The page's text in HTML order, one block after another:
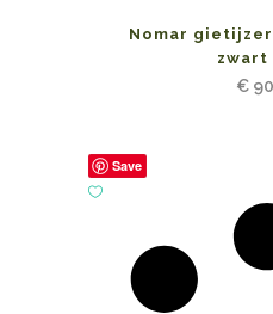
Nomar
zwart
€
Save